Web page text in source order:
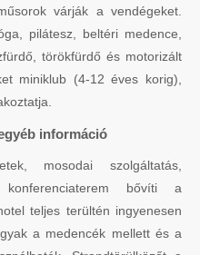
várják a vendégeket.
pilátesz, beltéri medence,
törökfürdő és motorizált
miniklub (4-12 éves korig),
információ
mosodai szolgáltatás,
bővíti a
teljes terültén ingyenesen
a medencék mellett és a